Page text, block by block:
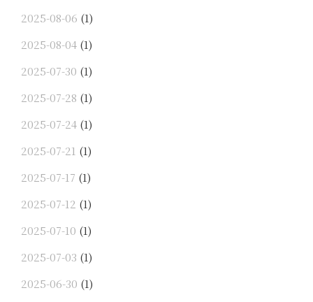
2025-08-06 (1)
2025-08-04 (1)
2025-07-30 (1)
2025-07-28 (1)
2025-07-24 (1)
2025-07-21 (1)
2025-07-17 (1)
2025-07-12 (1)
2025-07-10 (1)
2025-07-03 (1)
2025-06-30 (1)